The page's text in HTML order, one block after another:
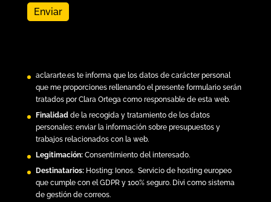
aclararte.este informa que los datos de carácter personal
que me proporciones rellenando el presente formulario serán
tratados por Clara Ortega como responsable de esta web.
Finalidadde la recogida y tratamiento de los datos
personales: enviar la información sobre presupuestos y
trabajos relacionados con la web.
Legitimación: Consentimiento del interesado.
Destinatarios:Hosting: Ionos.Servicio de hosting europeo
que cumple con el GDPR y 100% seguro. Divi como sistema
de gestión de correos.